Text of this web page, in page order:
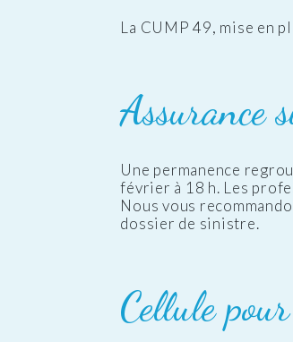
La CUMP 49, mise en
Assurance
Une permanence
février à 18 h. Les
Nous vous
dossier de sinistre.
Cellule